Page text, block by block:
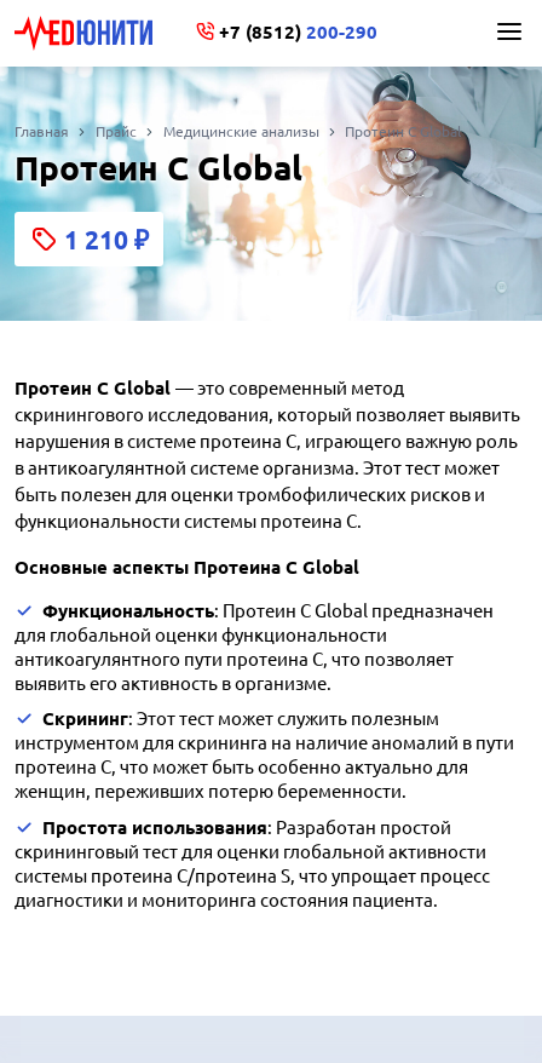
+7 (8512) 200-290
Главная Прайс Медицинские анализы Протеин C Global
Протеин C Global
1 210 ₽
Протеин C Global — это современный метод
скринингового исследования, который позволяет выявить
нарушения в системе протеина C, играющего важную роль
в антикоагулянтной системе организма. Этот тест может
быть полезен для оценки тромбофилических рисков и
функциональности системы протеина C.
Основные аспекты Протеина C Global
Функциональность: Протеин C Global предназначен
для глобальной оценки функциональности
антикоагулянтного пути протеина C, что позволяет
выявить его активность в организме.
Скрининг: Этот тест может служить полезным
инструментом для скрининга на наличие аномалий в пути
протеина C, что может быть особенно актуально для
женщин, переживших потерю беременности.
Простота использования: Разработан простой
скрининговый тест для оценки глобальной активности
системы протеина C/протеина S, что упрощает процесс
диагностики и мониторинга состояния пациента.